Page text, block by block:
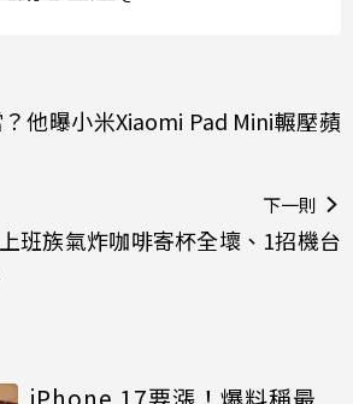
他曝小米Xiaomi Pad Mini輾壓蘋
下一則
班族氣炸咖啡寄杯全壞、1招機台